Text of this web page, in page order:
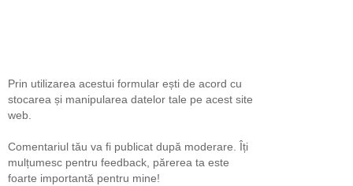
Prin utilizarea acestui formular ești de acord cu
stocarea și manipularea datelor tale pe acest site
web.
Comentariul tău va fi publicat după moderare. Îți
mulțumesc pentru feedback, părerea ta este
foarte importantă pentru mine!